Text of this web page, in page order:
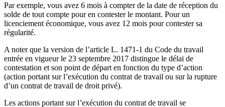
Par exemple, vous avez 6 mois à compter de la date de réception du
solde de tout compte pour en contester le montant. Pour un
licenciement économique, vous avez 12 mois pour contester sa
régularité.
A noter que la version de l’article L. 1471-1 du Code du travail
entrée en vigueur le 23 septembre 2017 distingue le délai de
contestation et son point de départ en fonction du type d’action
(action portant sur l’exécution du contrat de travail ou sur la rupture
d’un contrat de travail de droit privé).
Les actions portant sur l’exécution du contrat de travail se